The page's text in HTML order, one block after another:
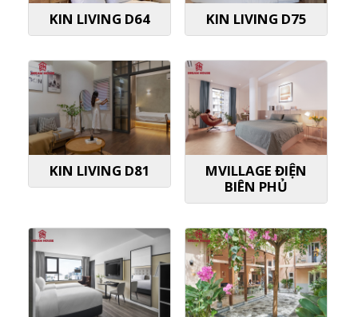
KIN LIVING D64 KIN LIVING D75
KIN LIVING D81
MVILLAGE ĐIỆN
BIÊN PHỦ